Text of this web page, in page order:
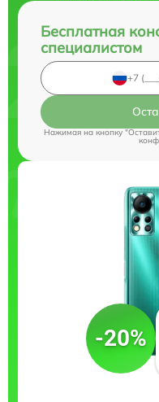
Бесплатная
специалистом
Нажимая на кнопку
-20%